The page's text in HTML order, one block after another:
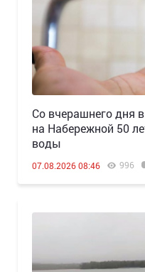
Со вчерашнего дня
на Набережной 50
воды
07.08.2026 08:46 996